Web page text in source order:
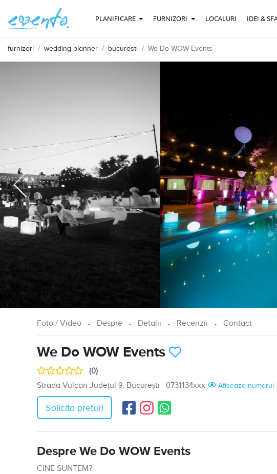
PLANIFICARE FURNIZORI LOCALURI IDEI &
furnizori wedding planner bucuresti We Do WOW Events
Foto / Video Despre Detalii Recenzii Contact
We Do WOW Events
(0)
Strada Vulcan Județul 9, București
0731134xxx Afiseaza numarul
Solicita preturi
Despre We Do WOW Events
CINE SUNTEM?